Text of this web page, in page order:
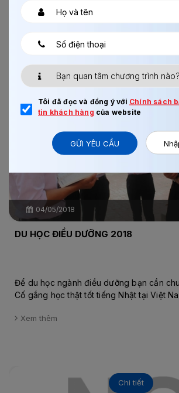
trọng điểm đi XKLĐ Nhật Bản với tính
Xem thêm
04/05/2018
Chi tiết
DU HỌC ĐIỀU DƯỠNG 2018
Để du học ngành điều dưỡng bạn cần
Cố gắng học thật tốt tiếng Nhật tại Việt
Xem thêm
Chi tiết
Tôi đã đọc và đồng ý với Chính sách
tin khách hàng của website
GỬI YÊU CẦU